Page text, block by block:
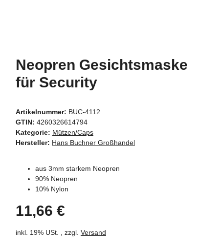
Neopren Gesichtsmaske
für Security
Artikelnummer: BUC-4112
GTIN: 4260326614794
Kategorie: Mützen/Caps
Hersteller: Hans Buchner Großhandel
aus 3mm starkem Neopren
90% Neopren
10% Nylon
11,66 €
inkl. 19% USt. , zzgl. Versand